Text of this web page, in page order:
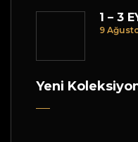
1 – 3
9
Yeni